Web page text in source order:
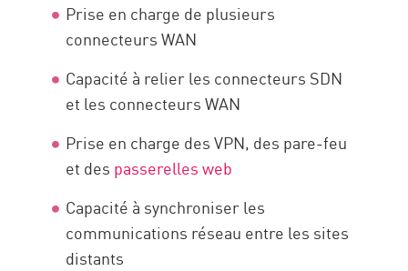
Prise en charge de plusieurs
connecteurs WAN
Capacité à relier les connecteurs SDN
et les connecteurs WAN
Prise en charge des VPN, des pare-feu
et des passerelles web
Capacité à synchroniser les
communications réseau entre les sites
distants